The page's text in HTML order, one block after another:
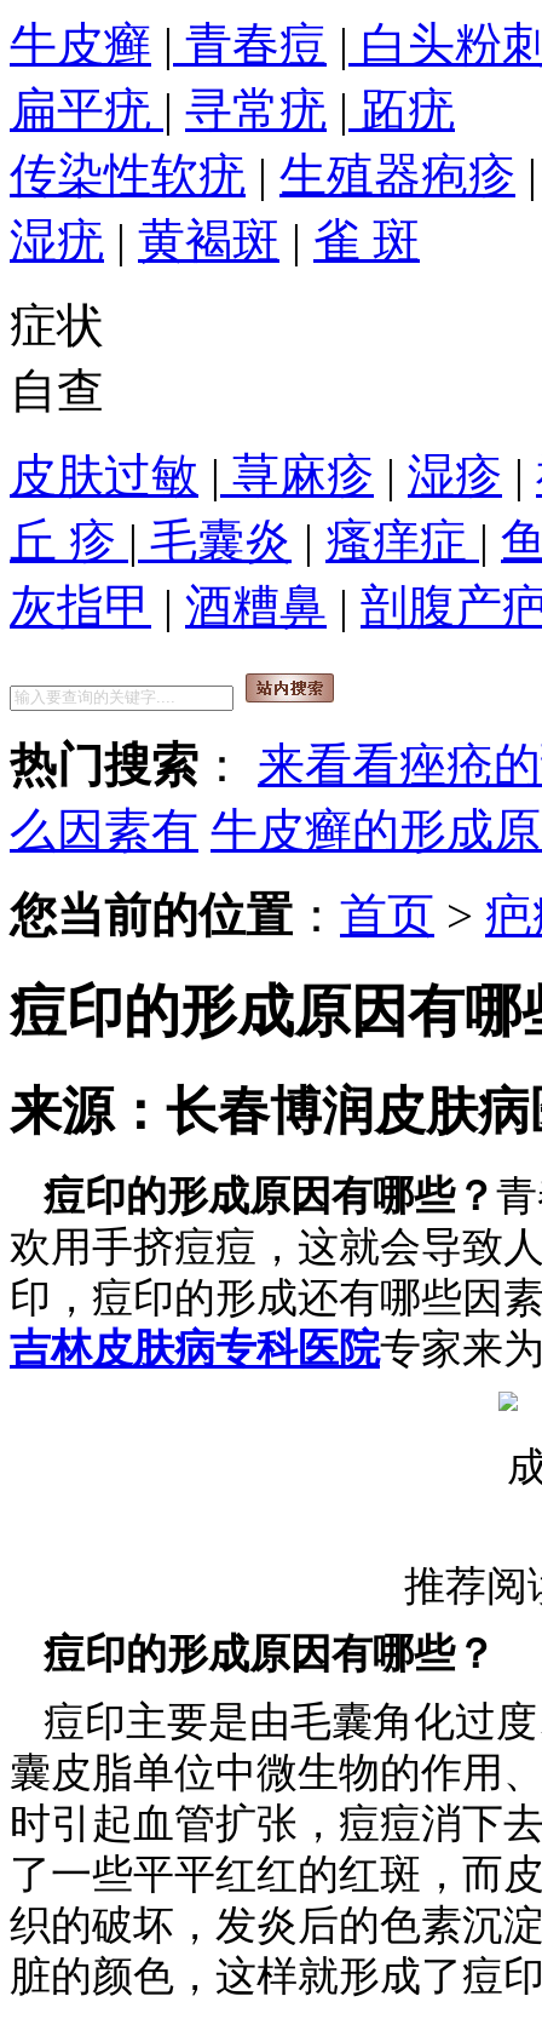
牛皮癣 | 青春痘 | 白头粉
扁平疣 | 寻常疣 | 跖疣
传染性软疣 | 生殖器疱疹
湿疣 | 黄褐斑 | 雀 斑
症状
自查
皮肤过敏 | 荨麻疹 | 湿疹 |
丘 疹 | 毛囊炎 | 瘙痒症 |
灰指甲 | 酒糟鼻 | 剖腹产
热门搜索 ： 来看看痤疮
么因素有 牛皮癣的形成
您当前的位置 ： 首页 >
痘印的形成原因有哪
来源：长春博润皮肤
痘印的形成原因有哪些？
欢用手挤痘痘，这就会导致
印，痘印的形成还有哪些因
吉林皮肤病专科医院专家来
推荐阅
痘印的形成原因有哪些？
痘印主要是由毛囊角化过
囊皮脂单位中微生物的作用
时引起血管扩张，痘痘消下
了一些平平红红的红斑，而
织的破坏，发炎后的色素沉
脏的颜色，这样就形成了痘